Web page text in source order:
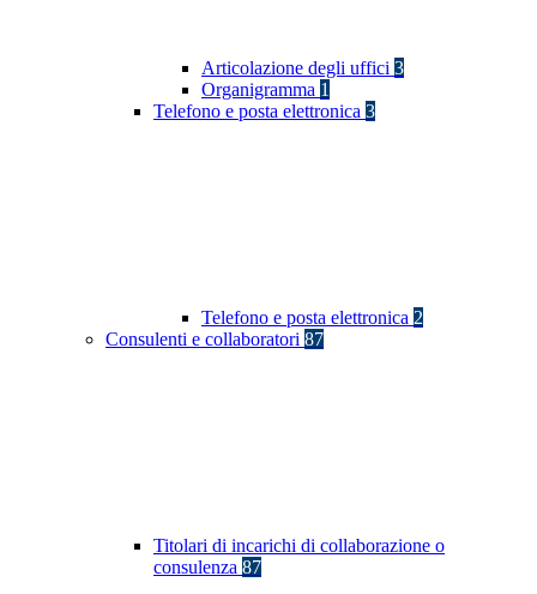
Articolazione degli uffici 3
Organigramma 1
Telefono e posta elettronica 3
Telefono e posta elettronica 2
Consulenti e collaboratori 87
Titolari di incarichi di collaborazione o
consulenza 87